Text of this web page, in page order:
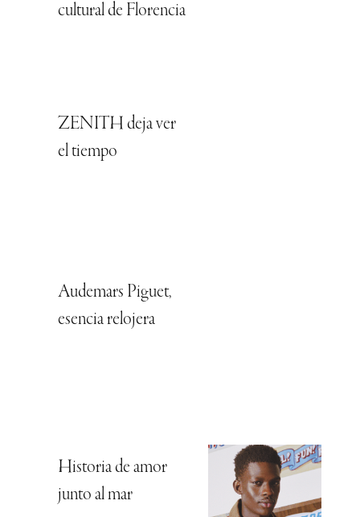
cultural de Florencia
ZENITH deja ver
el tiempo
Audemars Piguet,
esencia relojera
Historia de amor
junto al mar